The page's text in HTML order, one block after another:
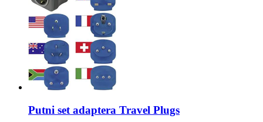
Putni set adaptera Travel Plugs